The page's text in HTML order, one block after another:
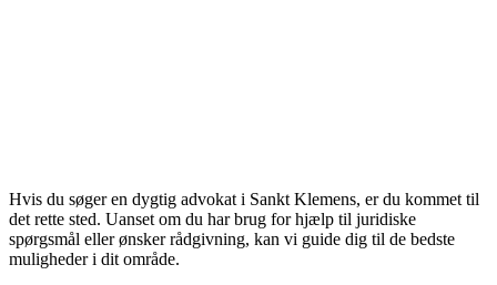
Hvis du søger en dygtig advokat i Sankt Klemens, er du kommet til
det rette sted. Uanset om du har brug for hjælp til juridiske
spørgsmål eller ønsker rådgivning, kan vi guide dig til de bedste
muligheder i dit område.